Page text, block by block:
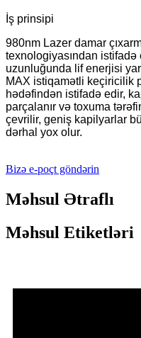
İş prinsipi
980nm Lazer damar
texnologiyasından
uzunluğunda lif enerjisi
MAX istiqamətli keçiricilik
hədəfindən istifadə edir,
parçalanır və toxuma
çevrilir, geniş kapilyarlar
dərhal yox olur.
Bizə e-poçt göndərin
Məhsul Ətraflı
Məhsul Etiketləri